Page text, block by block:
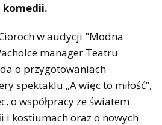
komedii.
w audycji "Modna
manager Teatru
o przygotowaniach
spektaklu „A więc to miłość”,
o współpracy ze światem
i kostiumach oraz o nowych